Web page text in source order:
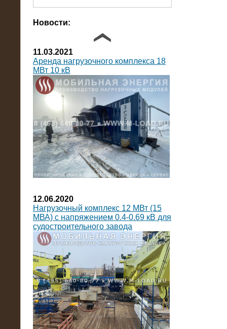
Новости:
11.03.2021
Аренда нагрузочного комплекса 18
МВт 10 кВ
12.06.2020
Нагрузочный комплекс 12 МВт (15
МВА) с напряжением 0.4-0.69 кВ для
судостроительного завода